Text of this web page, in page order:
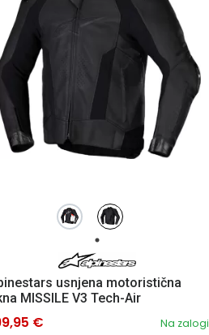
usnjena motoristična
MISSILE V3 Tech-Air
Na zalogi
€